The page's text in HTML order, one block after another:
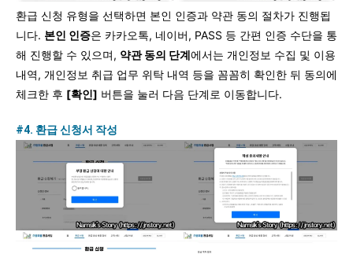
환급 신청 유형을 선택하면 본인 인증과 약관 동의 절차가 진행됩
니다. 본인 인증은 카카오톡, 네이버, PASS 등 간편 인증 수단을 통
해 진행할 수 있으며, 약관 동의 단계에서는 개인정보 수집 및 이용
내역, 개인정보 취급 업무 위탁 내역 등을 꼼꼼히 확인한 뒤 동의에
체크한 후 [확인] 버튼을 눌러 다음 단계로 이동합니다.
#4. 환급 신청서 작성